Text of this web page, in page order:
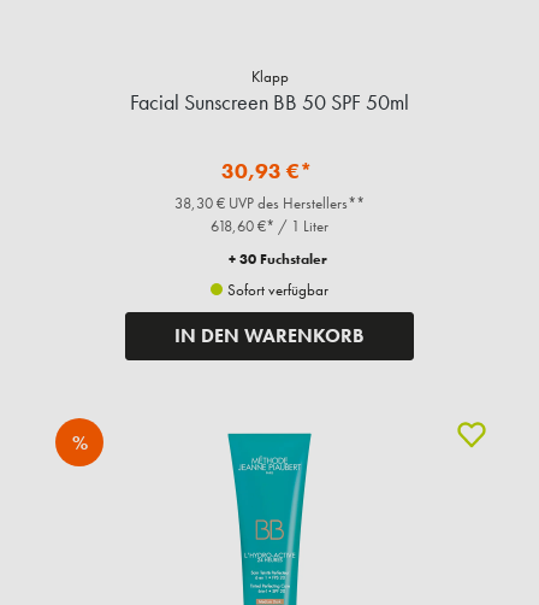
Klapp
Facial Sunscreen BB 50 SPF 50ml
30,93 €*
38,30 € UVP des Herstellers**
618,60 €* / 1 Liter
+ 30 Fuchstaler
Sofort verfügbar
IN DEN WARENKORB
%